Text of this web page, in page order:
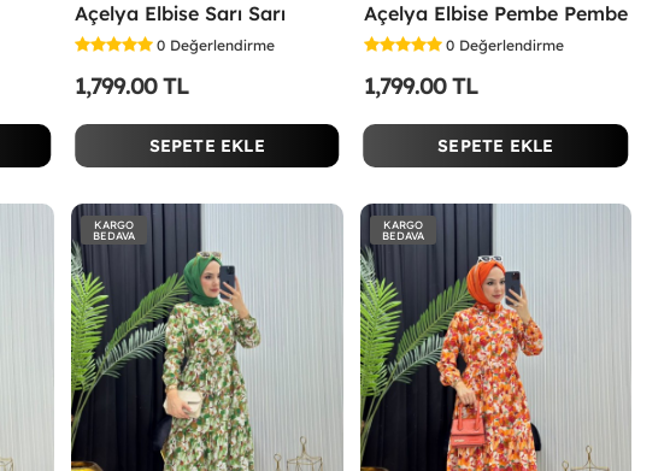
Açelya Elbise Sarı Sarı
0 Değerlendirme
1,799.00 TL
SEPETE EKLE
Açelya Elbise Pembe Pembe
0 Değerlendirme
1,799.00 TL
SEPETE EKLE
KARGO
BEDAVA
KARGO
BEDAVA